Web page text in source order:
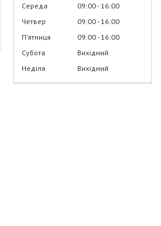
Середа
09:00 16:00
Четвер
09:00 16:00
Пʼятниця
09:00 16:00
Субота
Вихідний
Неділя
Вихідний